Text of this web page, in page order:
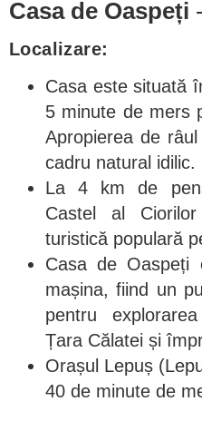
Casa de Oaspeți
Localizare:
Casa este situată
5 minute de mers
Apropierea de
cadru natural idilic.
La 4 km de
Castel al
turistică populară
Casa de Oaspeți
mașina, fiind un
pentru
Țara Călatei și
Orașul Lepuș
40 de minute de